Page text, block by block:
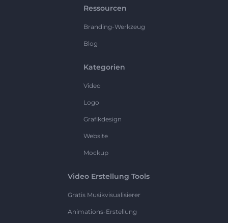
Ressourcen
Branding-Werkzeug
Blog
Kategorien
Video
Logo
Grafikdesign
Website
Mockup
Video Erstellung Tools
Gratis Musikvisualisierer
Animations-Erstellung